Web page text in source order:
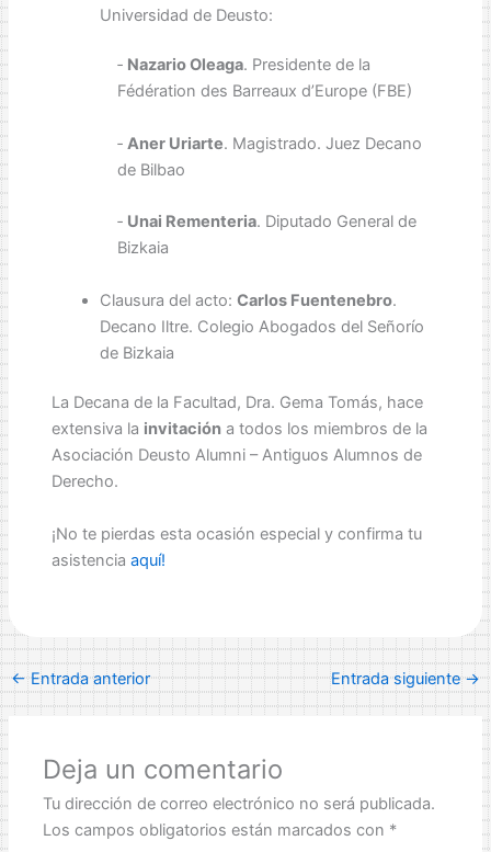
Universidad de Deusto:
‐ Nazario Oleaga. Presidente de la
Fédération des Barreaux d’Europe (FBE)
‐ Aner Uriarte. Magistrado. Juez Decano
de Bilbao
‐ Unai Rementeria. Diputado General de
Bizkaia
Clausura del acto: Carlos Fuentenebro.
Decano Iltre. Colegio Abogados del Señorío
de Bizkaia
La Decana de la Facultad, Dra. Gema Tomás, hace
extensiva la invitacióna todos los miembros de la
Asociación Deusto Alumni – Antiguos Alumnos de
Derecho.
¡No te pierdas esta ocasión especial y confirma tu
asistencia aquí!
←Entrada anterior Entrada siguiente→
Deja un comentario
Tu dirección de correo electrónico no será publicada.
Los campos obligatorios están marcados con *